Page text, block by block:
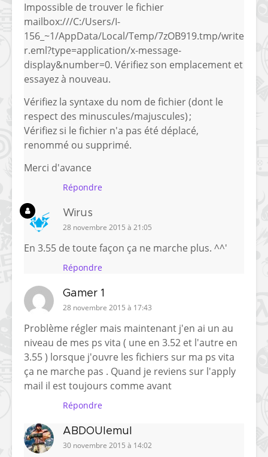
Impossible de trouver le fichier
mailbox:///C:/Users/I-
156_~1/AppData/Local/Temp/7zOB919.tmp/write
r.eml?type=application/x-message-
display&number=0. Vérifiez son emplacement et
essayez à nouveau.
Vérifiez la syntaxe du nom de fichier (dont le
respect des minuscules/majuscules) ;
Vérifiez si le fichier n'a pas été déplacé,
renommé ou supprimé.
Merci d'avance
Répondre
Wirus
28 novembre 2015 à 21:05
En 3.55 de toute façon ça ne marche plus. ^^'
Répondre
Gamer 1
28 novembre 2015 à 17:43
Problème régler mais maintenant j'en ai un au
niveau de mes ps vita ( une en 3.52 et l'autre en
3.55 ) lorsque j'ouvre les fichiers sur ma ps vita
ça ne marche pas . Quand je reviens sur l'apply
mail il est toujours comme avant
Répondre
ABDOUlemul
30 novembre 2015 à 14:02